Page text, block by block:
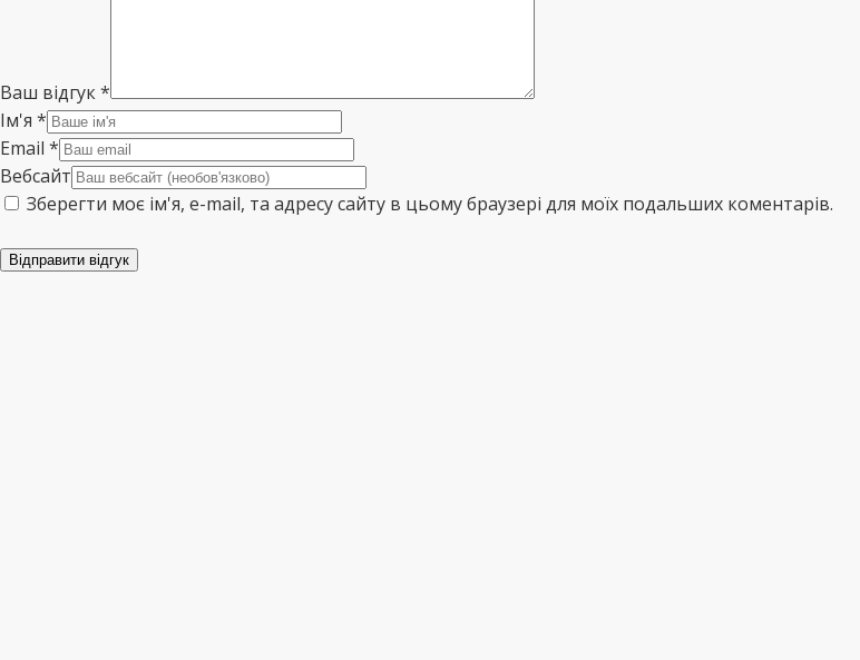
Ваш відгук*
Ім'я *
Email *
Вебсайт
Зберегти моє ім'я, e-mail, та адресу сайту в цьому браузері для моїх подальших коментарів.
Відправити відгук